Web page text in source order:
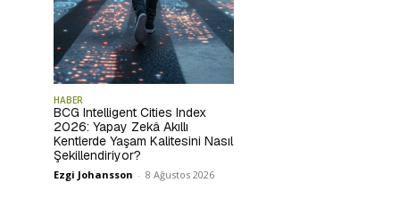
HABER
BCG Intelligent Cities Index
2026: Yapay Zekâ Akıllı
Kentlerde Yaşam Kalitesini Nasıl
Şekillendiriyor?
Ezgi Johansson - 8 Ağustos 2026